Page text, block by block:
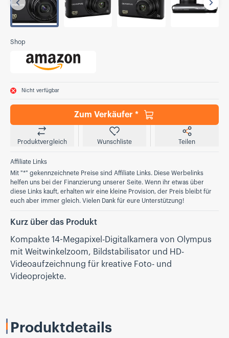
Vorherige
Shop
Nicht verfügbar
Zum Verkäufer *
Produktvergleich Wunschliste Teilen
Affiliate Links
Mit "*" gekennzeichnete Preise sind Affiliate Links. Diese Werbelinks
helfen uns bei der Finanzierung unserer Seite. Wenn ihr etwas über
diese Links kauft, erhalten wir eine kleine Provision, der Preis bleibt für
euch aber immer gleich. Vielen Dank für eure Unterstützung!
Kurz über das Produkt
Kompakte 14-Megapixel-Digitalkamera von Olympus
mit Weitwinkelzoom, Bildstabilisator und HD-
Videoaufzeichnung für kreative Foto- und
Videoprojekte.
Produktdetails